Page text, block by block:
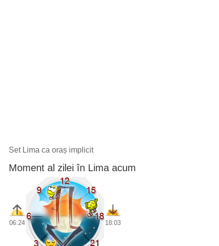
Set Lima ca oraș implicit
Moment al zilei în Lima acum
06:24 18:03